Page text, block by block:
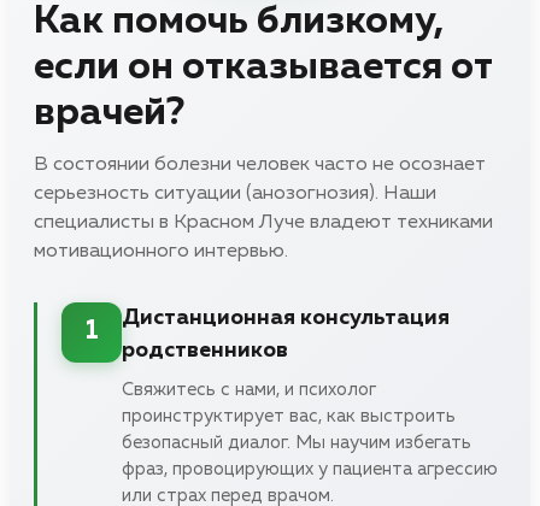
Как помочь близкому,
если он отказывается от
врачей?
В состоянии болезни человек часто не осознает
серьезность ситуации (анозогнозия). Наши
специалисты в Красном Луче владеют техниками
мотивационного интервью.
1
Дистанционная консультация
родственников
Свяжитесь с нами, и психолог
проинструктирует вас, как выстроить
безопасный диалог. Мы научим избегать
фраз, провоцирующих у пациента агрессию
или страх перед врачом.